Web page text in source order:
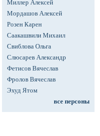
Миллер Алексей
Мордашов Алексей
Розен Карен
Саакашвили Михаил
Свиблова Ольга
Слюсарев Александр
Фетисов Вячеслав
Фролов Вячеслав
Эхуд Ятом
все персоны